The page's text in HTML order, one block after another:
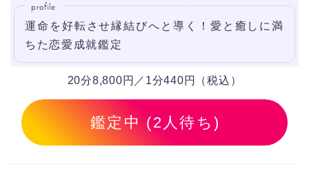
profile
運命を好転させ縁結びへと導く！愛と癒しに満
ちた恋愛成就鑑定
20分8,800円／1分440円（税込）
鑑定中 (2人待ち)